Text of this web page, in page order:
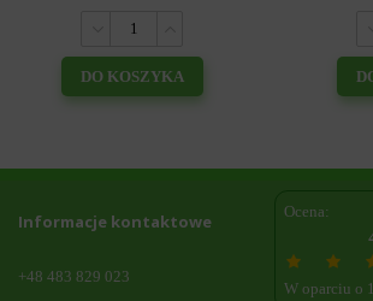
DO KOSZYKA
Informacje kontaktowe
+48 483 829 023
Ocena:
W oparciu o